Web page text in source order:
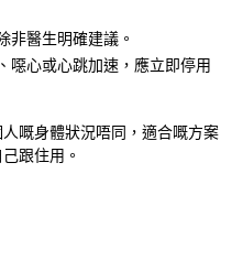
非醫生明確建議。
噁心或心跳加速，應立即停用
嘅身體狀況唔同，適合嘅方案
跟住用。